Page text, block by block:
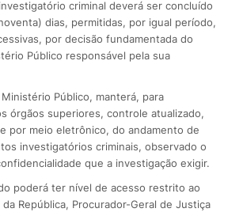
criminal deverá ser concluído
dias, permitidas, por igual período,
por decisão fundamentada do
Público responsável pela sua
Público, manterá, para
órgãos superiores, controle atualizado,
por meio eletrônico, do andamento de
investigatórios criminais, observado o
que a investigação exigir.
poderá ter nível de acesso restrito ao
República, Procurador-Geral de Justiça